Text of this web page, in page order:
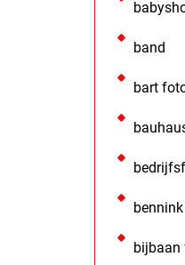
band
bart
bijbaan